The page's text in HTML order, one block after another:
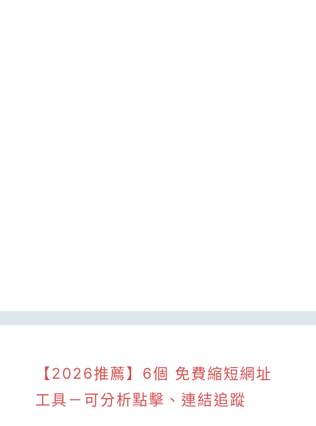
【2026推薦】6個 免費縮短網址
工具－可分析點擊、連結追蹤